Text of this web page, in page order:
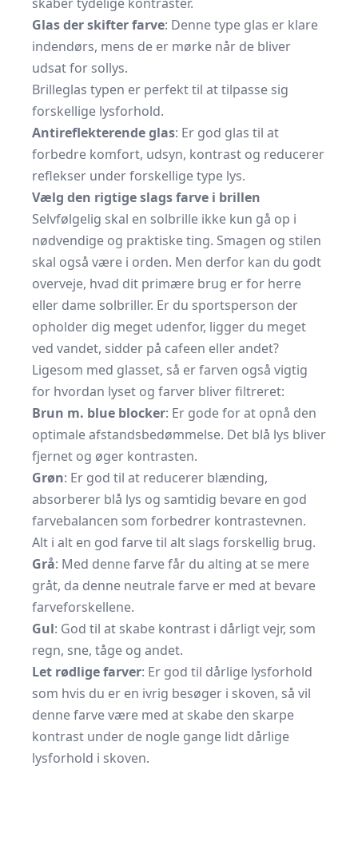
Glas der skifter farve: Denne type glas er klare
indendørs, mens de er mørke når de bliver
udsat for sollys.
Brilleglas typen er perfekt til at tilpasse sig
forskellige lysforhold.
Antireflekterende glas: Er god glas til at
forbedre komfort, udsyn, kontrast og reducerer
reflekser under forskellige type lys.
Vælg den rigtige slags farve i brillen
Selvfølgelig skal en solbrille ikke kun gå op i
nødvendige og praktiske ting. Smagen og stilen
skal også være i orden. Men derfor kan du godt
overveje, hvad dit primære brug er for herre
eller dame solbriller. Er du sportsperson der
opholder dig meget udenfor, ligger du meget
ved vandet, sidder på cafeen eller andet?
Ligesom med glasset, så er farven også vigtig
for hvordan lyset og farver bliver filtreret:
Brun m. blue blocker: Er gode for at opnå den
optimale afstandsbedømmelse. Det blå lys bliver
fjernet og øger kontrasten.
Grøn: Er god til at reducerer blænding,
absorberer blå lys og samtidig bevare en god
farvebalancen som forbedrer kontrastevnen.
Alt i alt en god farve til alt slags forskellig brug.
Grå: Med denne farve får du alting at se mere
gråt, da denne neutrale farve er med at bevare
farveforskellene.
Gul: God til at skabe kontrast i dårligt vejr, som
regn, sne, tåge og andet.
Let rødlige farver: Er god til dårlige lysforhold
som hvis du er en ivrig besøger i skoven, så vil
denne farve være med at skabe den skarpe
kontrast under de nogle gange lidt dårlige
lysforhold i skoven.